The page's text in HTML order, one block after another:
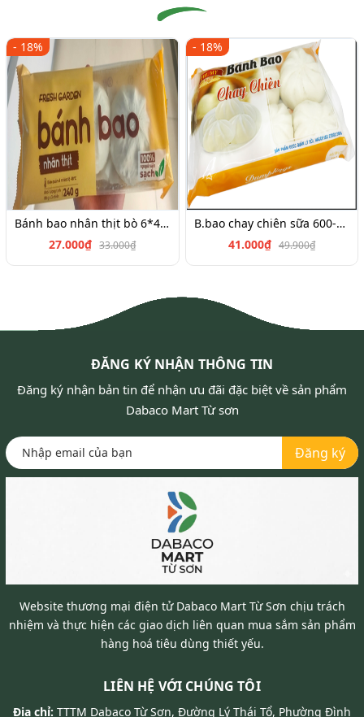
- 18%
Bánh bao nhân thịt bò 6*45g
27.000₫ 33.000₫
- 18%
B.bao chay chiên sữa 600-700g
41.000₫ 49.900₫
ĐĂNG KÝ NHẬN THÔNG TIN
Đăng ký nhận bản tin để nhận ưu đãi đặc biệt về sản phẩm
Dabaco Mart Từ sơn
Đăng ký
Website thương mại điện tử Dabaco Mart Từ Sơn chịu trách
nhiệm và thực hiện các giao dịch liên quan mua sắm sản phẩm
hàng hoá tiêu dùng thiết yếu.
LIÊN HỆ VỚI CHÚNG TÔI
Địa chỉ: TTTM Dabaco Từ Sơn, Đường Lý Thái Tổ, Phường Đình